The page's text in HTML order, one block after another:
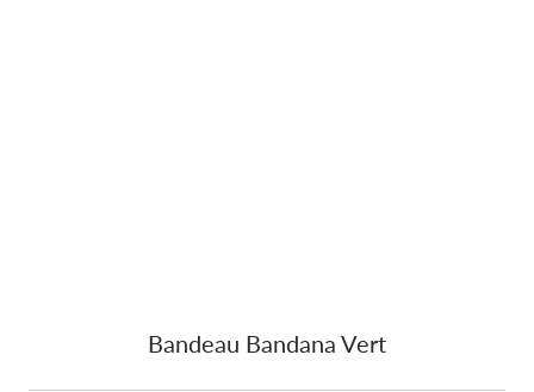
Bandeau Bandana Vert